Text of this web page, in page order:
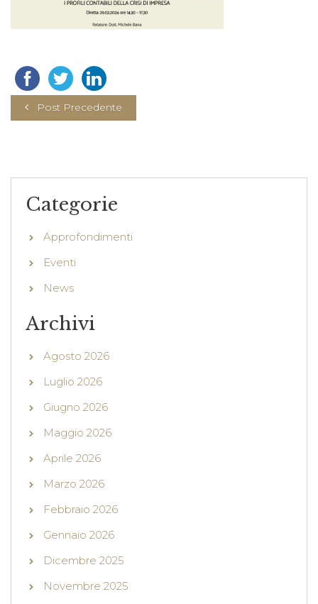
Post Precedente
Categorie
Approfondimenti
Eventi
News
Archivi
Agosto 2026
Luglio 2026
Giugno 2026
Maggio 2026
Aprile 2026
Marzo 2026
Febbraio 2026
Gennaio 2026
Dicembre 2025
Novembre 2025